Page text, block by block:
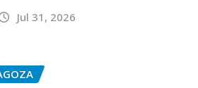
Jul 31, 2026